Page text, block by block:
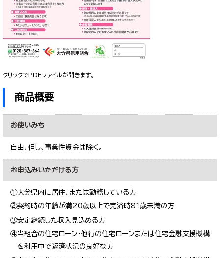
クリックでPDFファイルが開きます。
商品概要
お使いみち
自由、但し、事業性資金は除く。
お申込みいただける方
①大分県内に居住、または勤務している方
②契約時の年齢が満20歳以上で完済時81歳未満の方
③安定継続した収入見込める方
④当組合の住宅ローン・他行の住宅ローンまたは住宅金融支援機構
を利用中で返済状況の良好な方